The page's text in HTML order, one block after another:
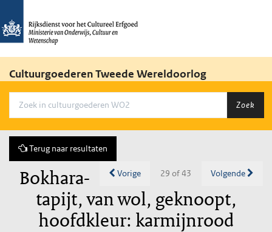
Cultuurgoederen Tweede Wereldoorlog
Zoek
Terug naar resultaten
Vorige 29 of 43 Volgende
Bokhara-
tapijt, van wol, geknoopt,
hoofdkleur: karmijnrood